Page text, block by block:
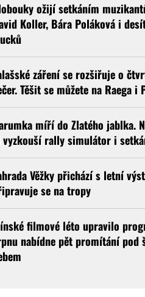
ožijí setkáním
Koller, Bára Poláková i
záření se rozšiřuje o
Těšit se můžete na Raega i
míří do Zlatého jablka.
rally simulátor i
Věžky přichází s letní
se na tropy
filmové léto upravilo
nabídne pět promítání pod